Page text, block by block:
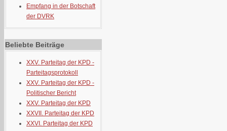
Empfang in der Botschaft
der DVRK
Beliebte Beiträge
XXV. Parteitag der KPD -
Parteitagsprotokoll
XXV. Parteitag der KPD -
Politischer Bericht
XXV. Parteitag der KPD
XXVII. Parteitag der KPD
XXVI. Parteitag der KPD